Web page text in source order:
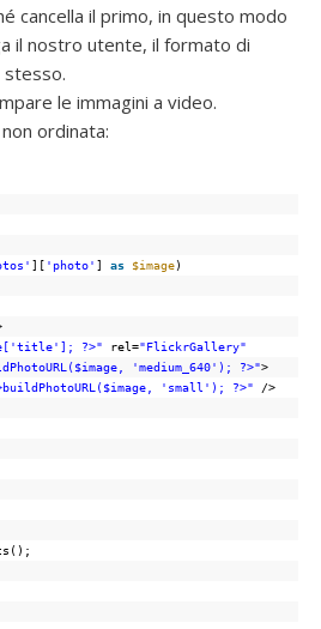
cancella il primo, in questo modo
il nostro utente, il formato di
le immagini a video.
ordinata:
][ 'photo' ] as $image)
?>" rel="FlickrGallery"
'medium_640'); ?>">
'small'); ?>"
/>